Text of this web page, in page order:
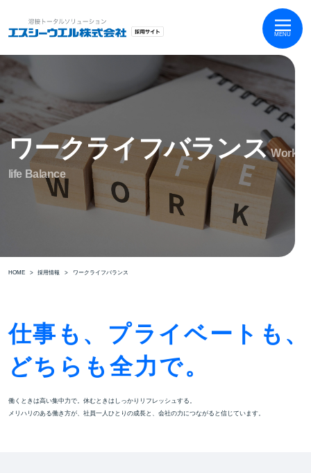
MENU
ワークライフバランスWork-
life Balance
HOME 採用情報 ワークライフバランス
仕事も、プライベートも、
どちらも全力で。
働くときは高い集中力で。休むときはしっかりリフレッシュする。
メリハリのある働き方が、社員一人ひとりの成長と、会社の力につながると信じています。